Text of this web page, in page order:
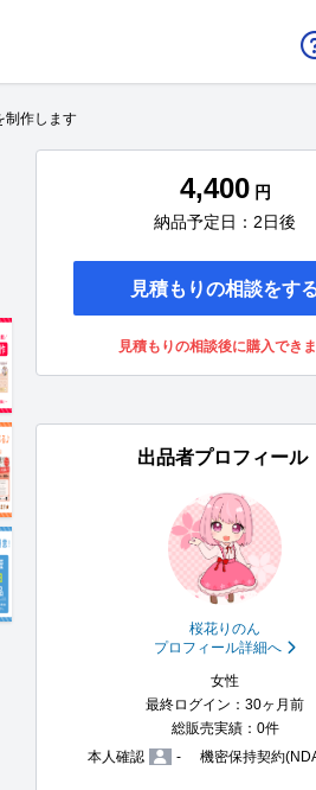
制作します
4,400 円
納品予定日：2日後
見積もりの相談をす
見積もりの相談後に購入でき
出品者プロフィール
桜花りのん
プロフィール詳細へ
女性
最終ログイン：30ヶ月前
総販売実績：0件
本人確認
- 機密保持契約